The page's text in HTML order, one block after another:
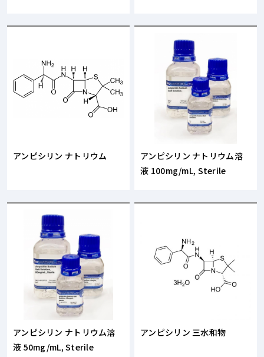
アンピシリン ナトリウム
アンピシリン ナトリウム溶
液 100mg/mL, Sterile
アンピシリン ナトリウム溶
液 50mg/mL, Sterile
アンピシリン 三水和物